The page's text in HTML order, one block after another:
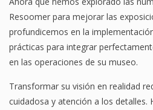
Resoomer para mejorar las
profundicemos en la
prácticas para integrar
en las operaciones de su museo.
Transformar su visión en realidad
cuidadosa y atención a los detalles.